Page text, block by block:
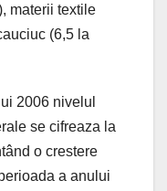
materii textile
(6,5 la
2006 nivelul
se cifreaza la
o crestere
a anului